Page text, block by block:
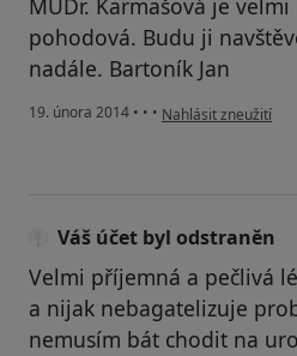
MUDr. Karmašová je
pohodová. Budu ji
nadále. Bartoník Jan
19. února 2014 • • • podle názoru
Nahlásit zneužití
Váš účet byl odstraněn
Velmi příjemná a pečlivá
a nijak nebagatelizuje
nemusím bát chodit na